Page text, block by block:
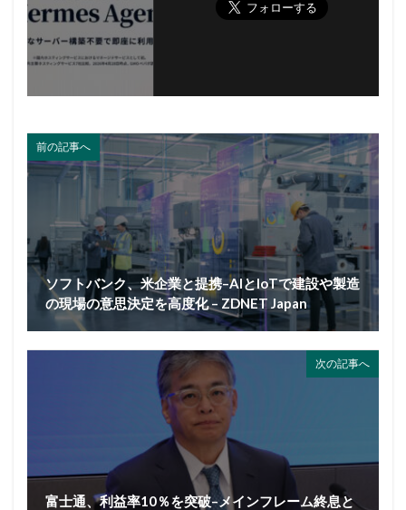
前の記事へ
ソフトバンク、米企業と提携–AIとIoTで建設や製造
の現場の意思決定を高度化 – ZDNET Japan
次の記事へ
富士通、利益率10％を突破–メインフレーム終息と